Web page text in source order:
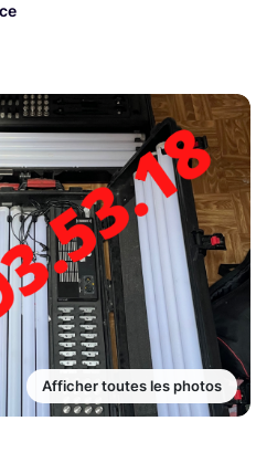
Afficher toutes les photos